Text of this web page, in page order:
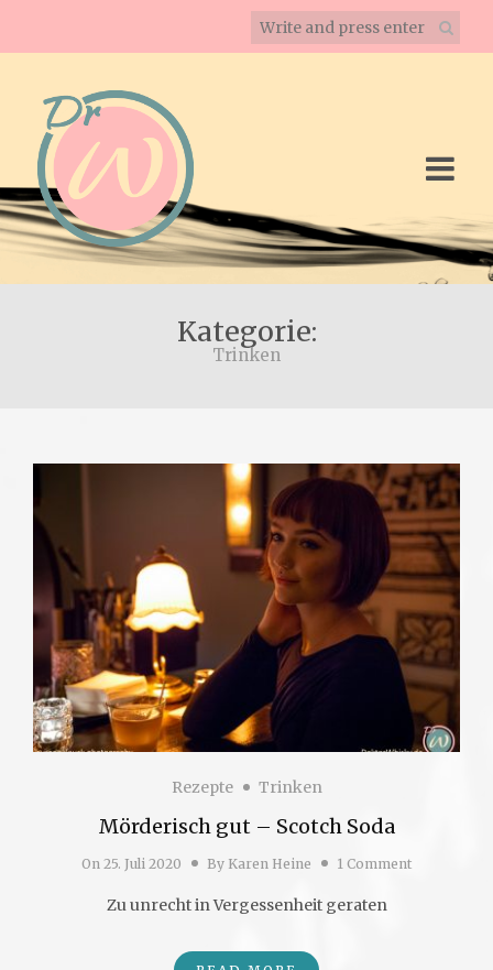
Kategorie:
Trinken
Rezepte Trinken
Mörderisch gut – Scotch Soda
On 25. Juli 2020 By Karen Heine 1 Comment
Zu unrecht in Vergessenheit geraten